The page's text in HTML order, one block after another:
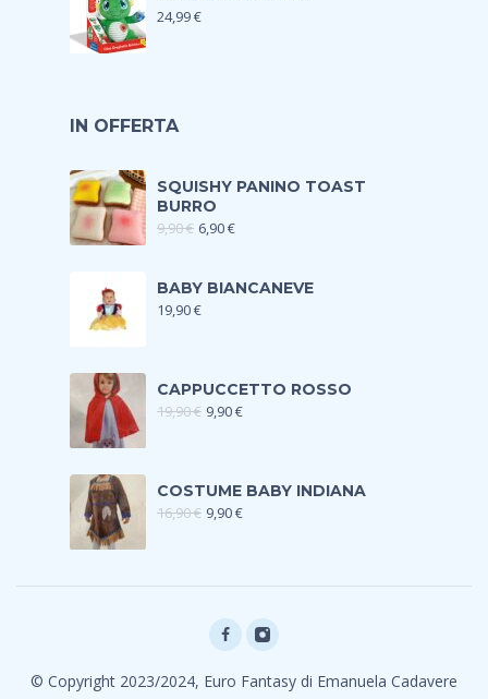
24,99€
IN OFFERTA
SQUISHY PANINO TOAST
BURRO
9,90€ 6,90€
BABY BIANCANEVE
19,90€
CAPPUCCETTO ROSSO
19,90€ 9,90€
COSTUME BABY INDIANA
16,90€ 9,90€
© Copyright 2023/2024, Euro Fantasy di Emanuela Cadavere